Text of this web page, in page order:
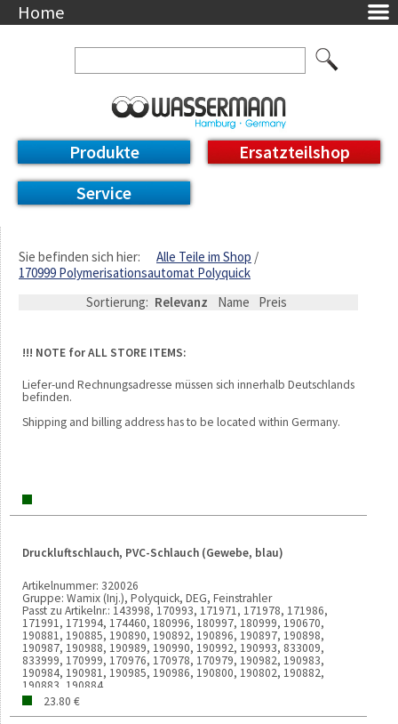
Home
Ansprechpartner
Datenschutzerklärung
Messetermine
Downloads
Feinwerk
DE / EN
Deutsch
English
Produkte
Ersatzteilshop
Service
Sie befinden sich hier:
Alle Teile im Shop
170999 Polymerisationsautomat Polyquick
Sortierung: Relevanz Name Preis
!!! NOTE for ALL STORE ITEMS:
Liefer-und Rechnungsadresse müssen sich innerhalb Deutschlands
befinden.
Shipping and billing address has to be located within Germany.
Druckluftschlauch, PVC-Schlauch (Gewebe, blau)
Artikelnummer: 320026
Gruppe: Wamix (Inj.), Polyquick, DEG, Feinstrahler
Passt zu Artikelnr.: 143998, 170993, 171971, 171978, 171986,
171991, 171994, 174460, 180996, 180997, 180999, 190670,
190881, 190885, 190890, 190892, 190896, 190897, 190898,
190987, 190988, 190989, 190990, 190992, 190993, 833009,
833999, 170999, 170976, 170978, 170979, 190982, 190983,
190984, 190981, 190985, 190986, 190800, 190802, 190882,
190883, 190884
Verkaufseinheit:
Gewicht:31g
23.80 €